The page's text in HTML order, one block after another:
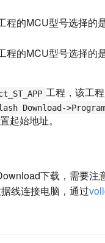
程的MCU型号选择
程的MCU型号选择
工程，该工
Download-
起始地址。
下载，需要注
线连接电脑，通过